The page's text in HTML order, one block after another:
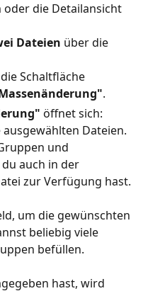
die Detailansicht
Dateien über die
Schaltfläche
.
öffnet sich:
Dateien.
und
auch in der
zur Verfügung hast.
um die gewünschten
beliebig viele
befüllen.
hast, wird